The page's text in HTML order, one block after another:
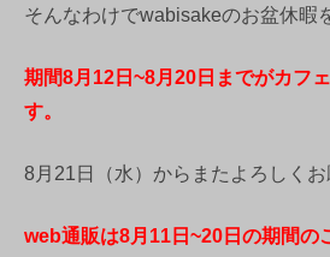
そんなわけでwabisakeのお盆休暇
期間8月12日~8月20日までがカフ
す。
8月21日（水）からまたよろしくお
web通販は8月11日~20日の期間の